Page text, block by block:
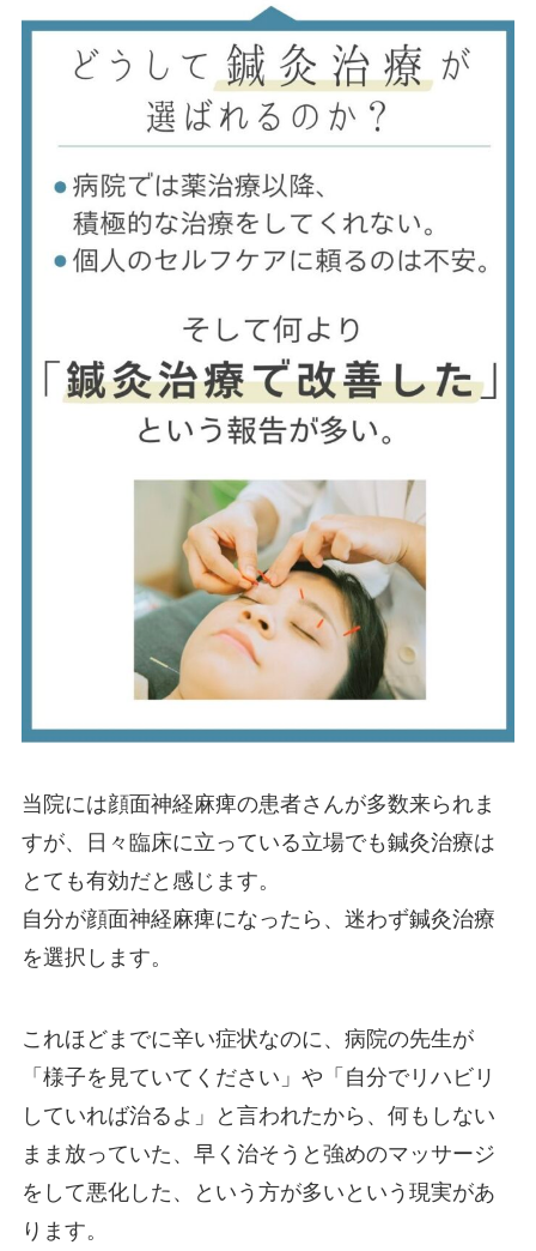
当院には顔面神経麻痺の患者さんが多数来られま
すが、日々臨床に立っている立場でも鍼灸治療は
とても有効だと感じます。
自分が顔面神経麻痺になったら、迷わず鍼灸治療
を選択します。
これほどまでに辛い症状なのに、病院の先生が
「様子を見ていてください」や「自分でリハビリ
していれば治るよ」と言われたから、何もしない
まま放っていた、早く治そうと強めのマッサージ
をして悪化した、という方が多いという現実があ
ります。